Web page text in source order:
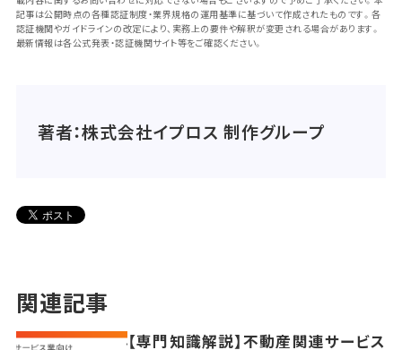
記事は公開時点の各種認証制度・業界規格の運用基準に基づいて作成されたものです。各
認証機関やガイドラインの改定により、実務上の要件や解釈が変更される場合があります。
最新情報は各公式発表・認証機関サイト等をご確認ください。
著者：株式会社イプロス 制作グループ
関連記事
【専門知識解説】不動産関連サービス